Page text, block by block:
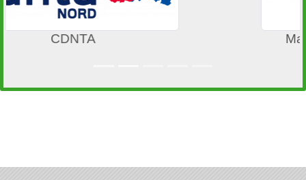
Mairie de Villeneuve d'Ascq